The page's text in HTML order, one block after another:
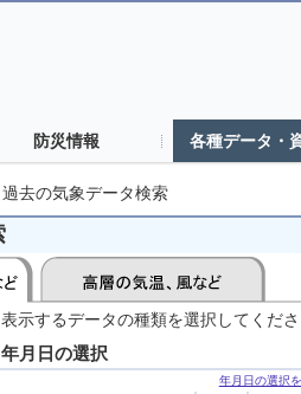
防災情報 各種データ・
過去の気象データ検索
示するデータの種類を選択してくだ
年月日の選択
年月日の選択